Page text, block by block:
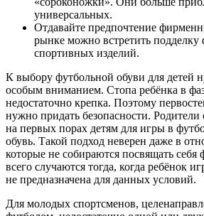
универсальных.
Отдавайте предпочтение
рынке можно встретить
спортивных изделий.
К выбору футбольной обуви для детей
особым вниманием. Стопа ребёнка в
недостаточно крепка. Поэтому
нужно придать безопасности. Родители
на первых порах детям для игры в
обувь. Такой подход неверен даже в
которые не собираются посвящать
всего случаются тогда, когда ребёнок
не предназначена для данных условий.
Для молодых спортсменов,